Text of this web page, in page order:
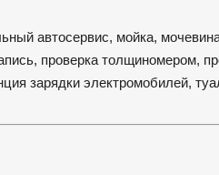
автосервис, мойка,
проверка толщиномером,
зарядки электромобилей,